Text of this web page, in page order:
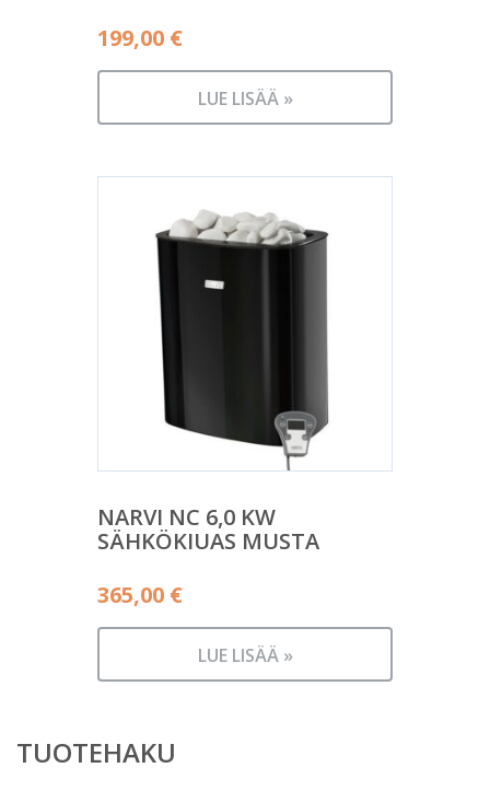
199,00 €
LUE LISÄÄ »
NARVI NC 6,0 KW
SÄHKÖKIUAS MUSTA
365,00 €
LUE LISÄÄ »
TUOTEHAKU